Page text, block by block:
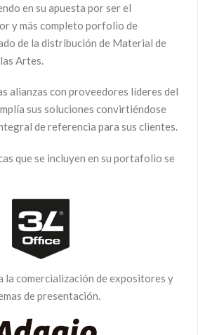
en su apuesta por ser el
y más completo porfolio de
de la distribución de Material de
Artes.
alianzas con proveedores líderes del
sus soluciones convirtiéndose
de referencia para sus clientes.
que se incluyen en su portafolio se
la comercialización de expositores y
de presentación.